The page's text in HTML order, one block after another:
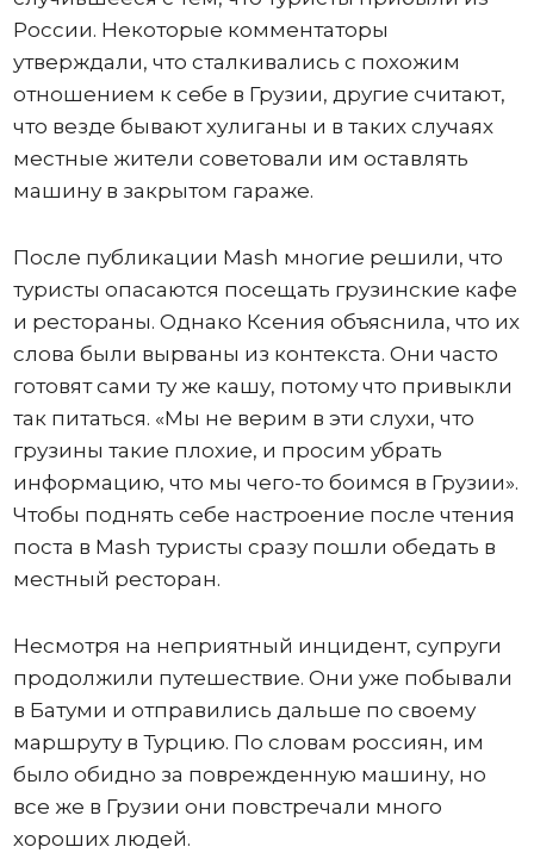
России. Некоторые комментаторы
утверждали, что сталкивались с похожим
отношением к себе в Грузии, другие считают,
что везде бывают хулиганы и в таких случаях
местные жители советовали им оставлять
машину в закрытом гараже.
После публикации Mash многие решили, что
туристы опасаются посещать грузинские кафе
и рестораны. Однако Ксения объяснила, что их
слова были вырваны из контекста. Они часто
готовят сами ту же кашу, потому что привыкли
так питаться. «Мы не верим в эти слухи, что
грузины такие плохие, и просим убрать
информацию, что мы чего-то боимся в Грузии».
Чтобы поднять себе настроение после чтения
поста в Mash туристы сразу пошли обедать в
местный ресторан.
Несмотря на неприятный инцидент, супруги
продолжили путешествие. Они уже побывали
в Батуми и отправились дальше по своему
маршруту в Турцию. По словам россиян, им
было обидно за поврежденную машину, но
все же в Грузии они повстречали много
хороших людей.